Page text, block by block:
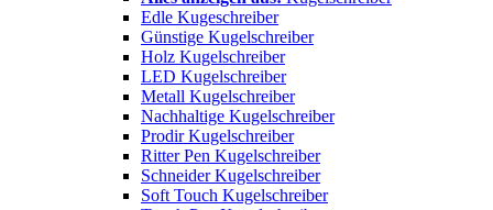
Edle Kugeschreiber
Günstige Kugelschreiber
Holz Kugelschreiber
LED Kugelschreiber
Metall Kugelschreiber
Nachhaltige Kugelschreiber
Prodir Kugelschreiber
Ritter Pen Kugelschreiber
Schneider Kugelschreiber
Soft Touch Kugelschreiber